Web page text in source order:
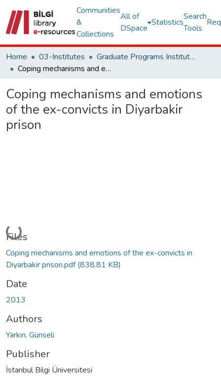
Communities
&
Collections
All of
DSpace
Statistics
Search
Tools
Home 03-Institutes
Graduate Programs Institute Thesis Collection
Coping mechanisms and emotions of the ex-convicts in Diyarbakir prison
Coping mechanisms and emotions
of the ex-convicts in Diyarbakir
prison
Loading...
Files
Coping mechanisms and emotions of the ex-convicts in
Diyarbakir prison.pdf(838.81 KB)
Date
2013
Authors
Yarkın, Günseli
Publisher
İstanbul Bilgi Üniversitesi